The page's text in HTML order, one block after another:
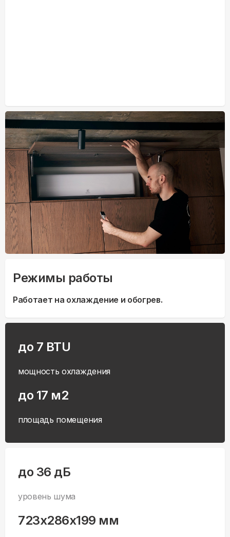
Режимы работы
Работает на охлаждение и обогрев.
до 7 BTU
мощность охлаждения
до 17 м2
площадь помещения
до 36 дБ
уровень шума
723x286x199 мм